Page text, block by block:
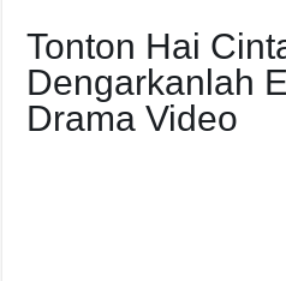
Tonton Hai
Dengarkanlah
Drama Video